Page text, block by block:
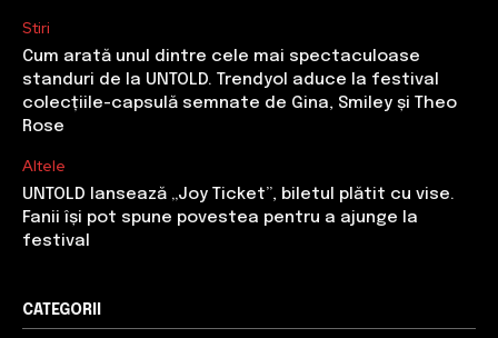
Stiri
Cum arată unul dintre cele mai spectaculoase
standuri de la UNTOLD. Trendyol aduce la festival
colecțiile-capsulă semnate de Gina, Smiley și Theo
Rose
Altele
UNTOLD lansează „Joy Ticket”, biletul plătit cu vise.
Fanii își pot spune povestea pentru a ajunge la
festival
CATEGORII